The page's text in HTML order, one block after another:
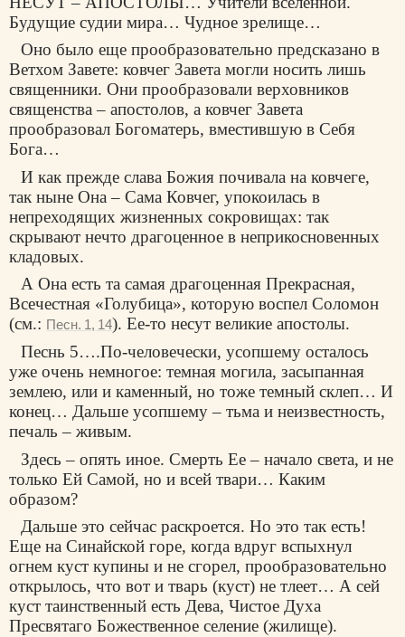
Будущие судии мира… Чудное зрелище…
Оно было еще прообразовательно предсказано в
Ветхом Завете: ковчег Завета могли носить лишь
священники. Они прообразовали верховников
священства – апостолов, а ковчег Завета
прообразовал Богоматерь, вместившую в Себя
Бога…
И как прежде слава Божия почивала на ковчеге,
так ныне Она – Сама Ковчег, упокоилась в
непреходящих жизненных сокровищах: так
скрывают нечто драгоценное в неприкосновенных
кладовых.
А Она есть та самая драгоценная Прекрасная,
Всечестная «Голубица», которую воспел Соломон
(см.: Песн. 1, 14). Ее-то несут великие апостолы.
Песнь 5….По-человечески, усопшему осталось
уже очень немногое: темная могила, засыпанная
землею, или и каменный, но тоже темный склеп… И
конец… Дальше усопшему – тьма и неизвестность,
печаль – живым.
Здесь – опять иное. Смерть Ее – начало света, и не
только Ей Самой, но и всей твари… Каким
образом?
Дальше это сейчас раскроется. Но это так есть!
Еще на Синайской горе, когда вдруг вспыхнул
огнем куст купины и не сгорел, прообразовательно
открылось, что вот и тварь (куст) не тлеет… А сей
куст таинственный есть Дева, Чистое Духа
Пресвятаго Божественное селение (жилище).